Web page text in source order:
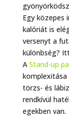
Egy közepes
kalóriát is
versenyt a
különbség?
A Stand-up
törzs- és
rendkívül
egekben van.